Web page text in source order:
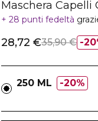
Maschera Capelli
28 punti fedeltà
28,72 €35,90 €
250 ML 20%